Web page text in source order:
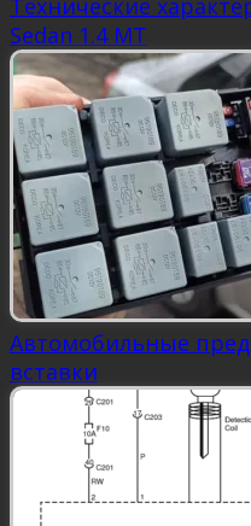
Технические
Sedan 1.4 MT
Автомобильные
вставки